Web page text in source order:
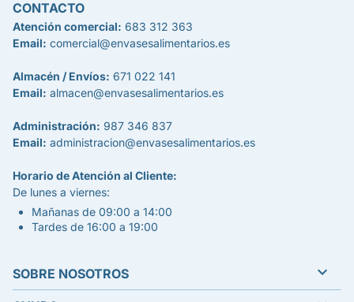
CONTACTO
Atención comercial: 683 312 363
Email: comercial@envasesalimentarios.es
Almacén / Envíos: 671 022 141
Email: almacen@envasesalimentarios.es
Administración: 987 346 837
Email: administracion@envasesalimentarios.es
Horario de Atención al Cliente:
De lunes a viernes:
Mañanas de 09:00 a 14:00
Tardes de 16:00 a 19:00
SOBRE NOSOTROS 